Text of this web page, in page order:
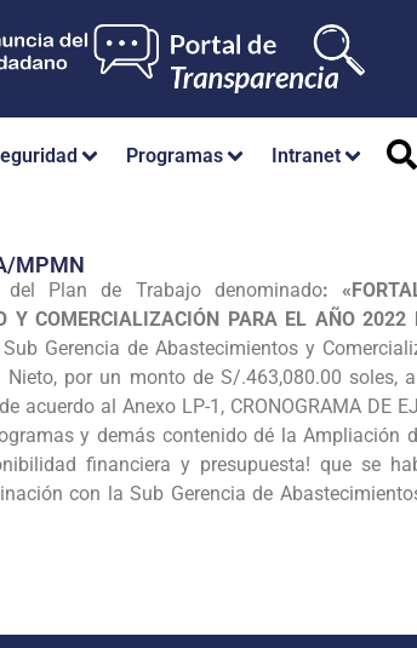
Programas Intranet
MPMN
del Plan de Trabajo denominado:
Y COMERCIALIZACIÓN PARA EL AÑO
Gerencia de Abastecimientos y
por un monto de S/.463,080.00 soles,
al Anexo LP-1, CRONOGRAMA DE
y demás contenido dé la Ampliación
financiera y presupuesta! que se
con la Sub Gerencia de